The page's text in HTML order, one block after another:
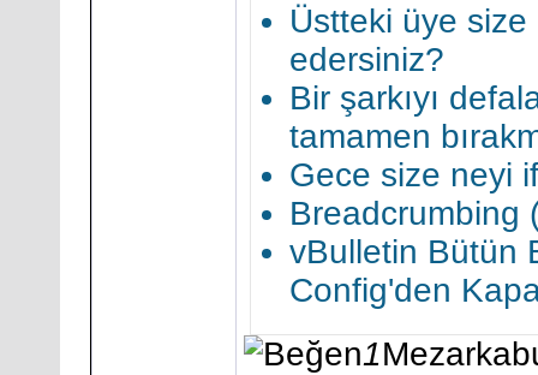
Üstteki üye
edersiniz?
Bir şarkıyı
tamamen
Gece size neyi
Breadcrumbing
vBulletin Bütün
Config'den
1